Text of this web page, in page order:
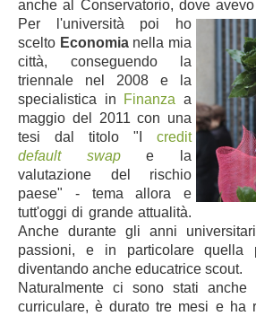
anche al Conservatorio, dove
Per l'università poi
ho
scelto Economianella mia
città, conseguendo la
triennale nel 2008 e la
specialistica in Finanza a
maggio del 2011 con una
tesi dal titolo "I credit
default swap
e la
valutazione del rischio
paese" - tema allora e
tutt'oggi di grande attualità.
Anche durante gli anni
passioni, e in particolare
diventando anche educatrice scout.
Naturalmente ci sono stati
curriculare, è durato tre mesi e ha